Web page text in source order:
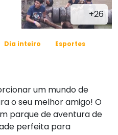
+26
Dia inteiro
Esportes
um mundo de
o seu melhor amigo! O
parque de aventura de
perfeita para